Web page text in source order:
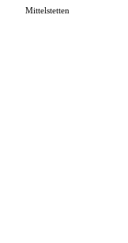
Mittelstetten